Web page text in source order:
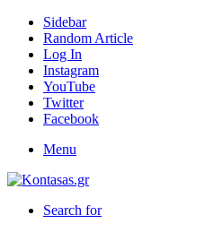
Sidebar
Random Article
Log In
Instagram
YouTube
Twitter
Facebook
Menu
Search for